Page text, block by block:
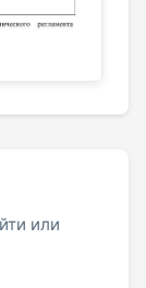
или